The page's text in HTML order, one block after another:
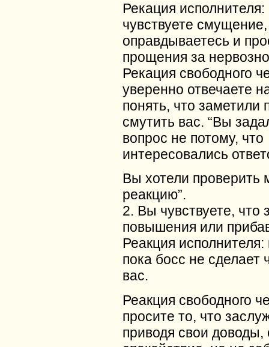
Рекация
чувствуете смущение,
оправдываетесь и
прощения за
Рекация свободного
уверенно отвечаете
понять, что заметили
смутить вас. “Вы
вопрос не потому, что
интересовались
Вы хотели проверить
реакцию”.
2. Вы чувствуете, что
повышения или
Реакция
пока босс не сделает
вас.
Реакция свободного
просите то, что
приводя свои доводы,